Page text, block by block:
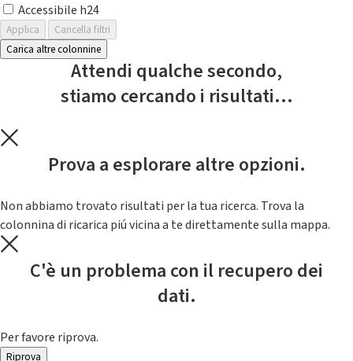
Accessibile h24
Applica
Cancella filtri
Carica altre colonnine
Attendi qualche secondo,
stiamo cercando i risultati...
Prova a esplorare altre opzioni.
Non abbiamo trovato risultati per la tua ricerca. Trova la
colonnina di ricarica piú vicina a te direttamente sulla mappa.
C'è un problema con il recupero dei
dati.
Per favore riprova.
Riprova